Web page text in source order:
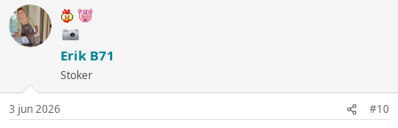
r
d
e
e
Erik B71
Stoker
3 jun 2026 #10